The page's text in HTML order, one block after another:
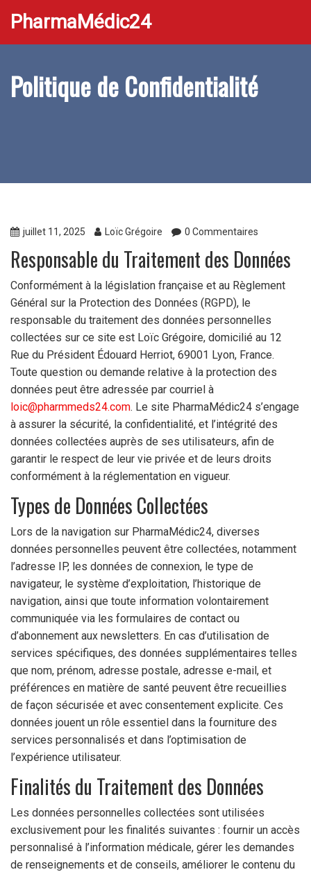
PharmaMédic24
Politique de Confidentialité
juillet 11, 2025 Loïc Grégoire 0 Commentaires
Responsable du Traitement des Données
Conformément à la législation française et au Règlement
Général sur la Protection des Données (RGPD), le
responsable du traitement des données personnelles
collectées sur ce site est Loïc Grégoire, domicilié au 12
Rue du Président Édouard Herriot, 69001 Lyon, France.
Toute question ou demande relative à la protection des
données peut être adressée par courriel à
loic@pharmmeds24.com. Le site PharmaMédic24 s’engage
à assurer la sécurité, la confidentialité, et l’intégrité des
données collectées auprès de ses utilisateurs, afin de
garantir le respect de leur vie privée et de leurs droits
conformément à la réglementation en vigueur.
Types de Données Collectées
Lors de la navigation sur PharmaMédic24, diverses
données personnelles peuvent être collectées, notamment
l’adresse IP, les données de connexion, le type de
navigateur, le système d’exploitation, l’historique de
navigation, ainsi que toute information volontairement
communiquée via les formulaires de contact ou
d’abonnement aux newsletters. En cas d’utilisation de
services spécifiques, des données supplémentaires telles
que nom, prénom, adresse postale, adresse e-mail, et
préférences en matière de santé peuvent être recueillies
de façon sécurisée et avec consentement explicite. Ces
données jouent un rôle essentiel dans la fourniture des
services personnalisés et dans l’optimisation de
l’expérience utilisateur.
Finalités du Traitement des Données
Les données personnelles collectées sont utilisées
exclusivement pour les finalités suivantes : fournir un accès
personnalisé à l’information médicale, gérer les demandes
de renseignements et de conseils, améliorer le contenu du